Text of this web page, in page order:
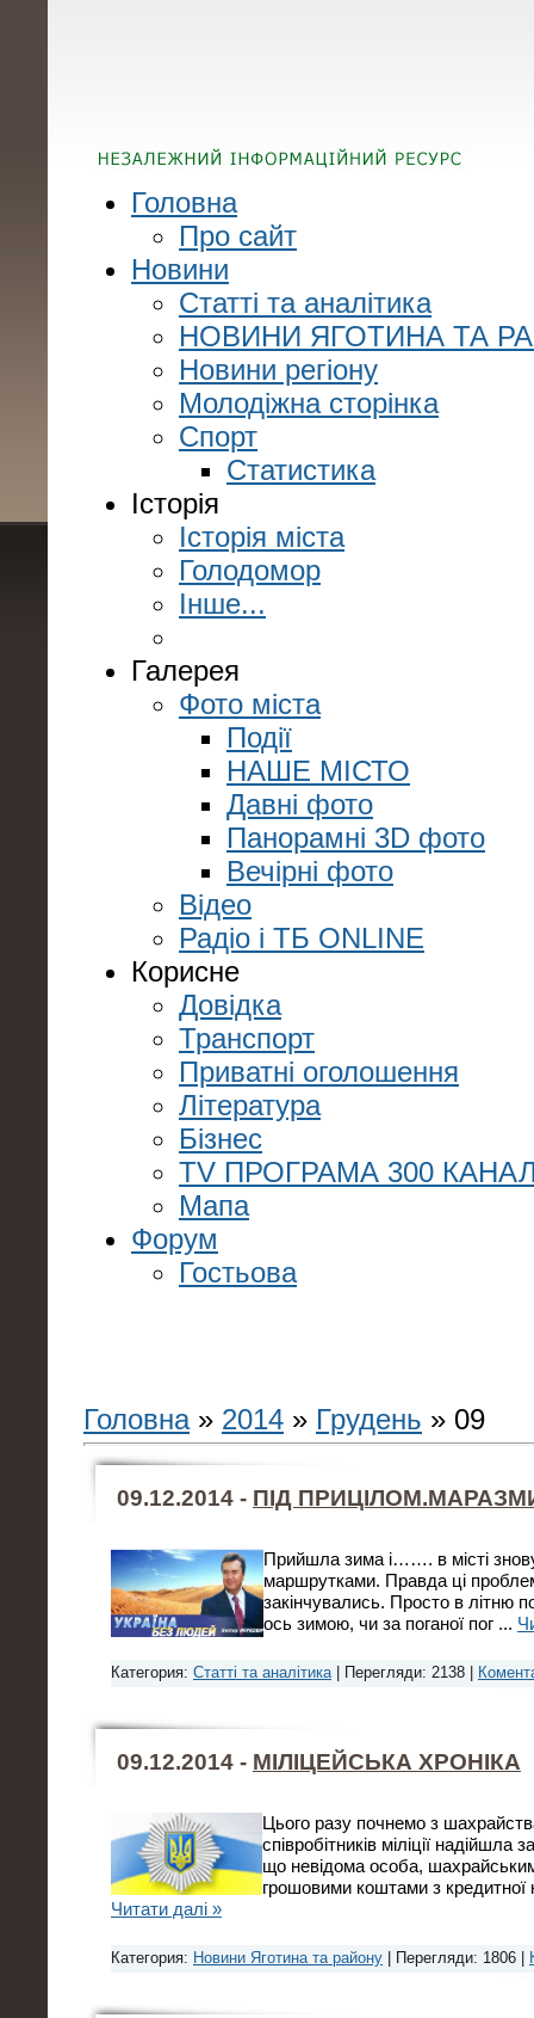
Головна
Про сайт
Новини
Статті та аналітика
НОВИНИ ЯГОТИНА ТА
Новини регіону
Молодіжна сторінка
Спорт
Статистика
Історія
Історія міста
Голодомор
Інше...
Галерея
Фото міста
Події
НАШЕ МІСТО
Давні фото
Панорамні 3D фото
Вечірні фото
Відео
Радіо і ТБ ONLINE
Корисне
Довідка
Транспорт
Приватні оголошення
Література
Бізнес
TV ПРОГРАМА 300
Мапа
Форум
Гостьова
Головна» 2014 » Грудень » 09
09.12.2014 - ПІД
Прийшла зима і……. в місті
маршрутками. Правда ці
закінчувались. Просто в літню
ось зимою, чи за поганої пог ...
Категория: Статті та аналітика | Перегляди: 2138 |
09.12.2014 - МІЛІЦЕЙСЬКА ХРОНІКА
Цього разу почнемо з
співробітників міліції надійшла
що невідома особа,
грошовими коштами з
Читати далі »
Категория: Новини Яготина та району | Перегляди: 1806 |